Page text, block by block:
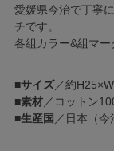
愛媛県今治で丁寧
チです。
各組カラー&組マー
■サイズ／約
■素材／コットン
■生産国 ／日本（今